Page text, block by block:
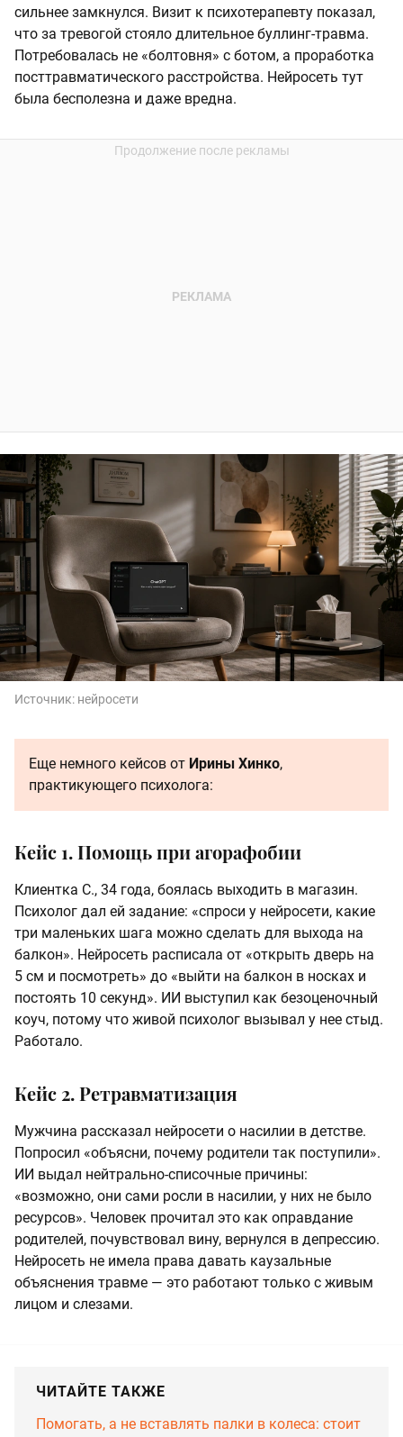
сильнее замкнулся. Визит к психотерапевту показал,
что за тревогой стояло длительное буллинг-травма.
Потребовалась не «болтовня» с ботом, а проработка
посттравматического расстройства. Нейросеть тут
была бесполезна и даже вредна.
Источник: нейросети
Еще немного кейсов от Ирины Хинко,
практикующего психолога:
Кейс 1. Помощь при агорафобии
Клиентка С., 34 года, боялась выходить в магазин.
Психолог дал ей задание: «спроси у нейросети, какие
три маленьких шага можно сделать для выхода на
балкон». Нейросеть расписала от «открыть дверь на
5 см и посмотреть» до «выйти на балкон в носках и
постоять 10 секунд». ИИ выступил как безоценочный
коуч, потому что живой психолог вызывал у нее стыд.
Работало.
Кейс 2. Ретравматизация
Мужчина рассказал нейросети о насилии в детстве.
Попросил «объясни, почему родители так поступили».
ИИ выдал нейтрально-списочные причины:
«возможно, они сами росли в насилии, у них не было
ресурсов». Человек прочитал это как оправдание
родителей, почувствовал вину, вернулся в депрессию.
Нейросеть не имела права давать каузальные
объяснения травме — это работают только с живым
лицом и слезами.
ЧИТАЙТЕ ТАКЖЕ
Помогать, а не вставлять палки в колеса: стоит